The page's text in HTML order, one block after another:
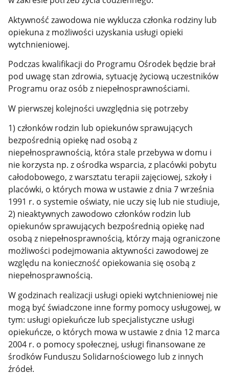
Aktywność zawodowa nie wyklucza członka rodziny lub
opiekuna z możliwości uzyskania usługi opieki
wytchnieniowej.
Podczas kwalifikacji do Programu Ośrodek będzie brał
pod uwagę stan zdrowia, sytuację życiową uczestników
Programu oraz osób z niepełnosprawnościami.
W pierwszej kolejności uwzględnia się potrzeby
1) członków rodzin lub opiekunów sprawujących
bezpośrednią opiekę nad osobą z
niepełnosprawnością, która stale przebywa w domu i
nie korzysta np. z ośrodka wsparcia, z placówki pobytu
całodobowego, z warsztatu terapii zajęciowej, szkoły i
placówki, o których mowa w ustawie z dnia 7 września
1991 r. o systemie oświaty, nie uczy się lub nie studiuje,
2) nieaktywnych zawodowo członków rodzin lub
opiekunów sprawujących bezpośrednią opiekę nad
osobą z niepełnosprawnością, którzy mają ograniczone
możliwości podejmowania aktywności zawodowej ze
względu na konieczność opiekowania się osobą z
niepełnosprawnością.
W godzinach realizacji usługi opieki wytchnieniowej nie
mogą być świadczone inne formy pomocy usługowej, w
tym: usługi opiekuńcze lub specjalistyczne usługi
opiekuńcze, o których mowa w ustawie z dnia 12 marca
2004 r. o pomocy społecznej, usługi finansowane ze
środków Funduszu Solidarnościowego lub z innych
źródeł.